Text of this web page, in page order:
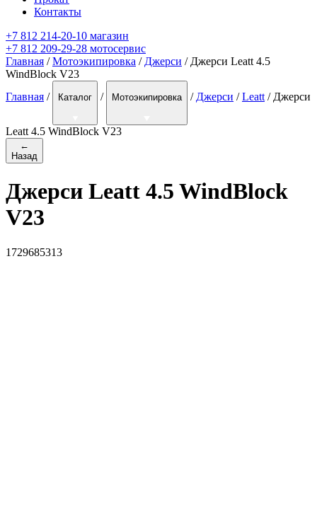
Контакты
+7 812 214-20-10 магазин
+7 812 209-29-28 мотосервис
Главная /Мотоэкипировка / Джерси / Джерси Leatt 4.5
WindBlock V23
Главная / Каталог / Мотоэкипировка / Джерси / Leatt / Джерси
Leatt 4.5 WindBlock V23
←
Назад
Джерси Leatt 4.5 WindBlock
V23
1729685313